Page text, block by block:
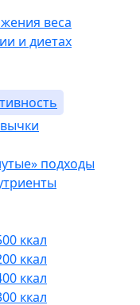
веса
и диетах
подходы
ккал
ккал
ккал
ккал